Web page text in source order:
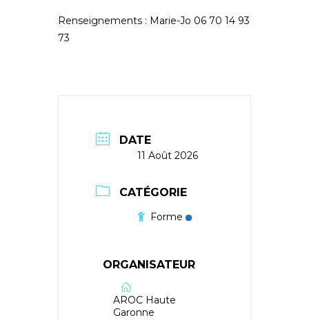
Renseignements : Marie-Jo 06 70 14 93
73
DATE
11 Août 2026
CATÉGORIE
Forme
ORGANISATEUR
AROC Haute
Garonne